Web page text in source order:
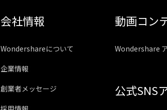
会社情報
Wondershareについて
企業情報
創業者メッセージ
動画コン
Wondershare
公式SNS